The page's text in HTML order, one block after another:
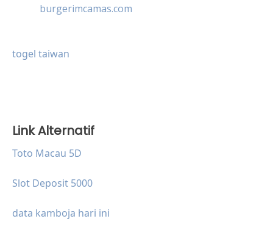
burgerimcamas.com
togel taiwan
Link Alternatif
Toto Macau 5D
Slot Deposit 5000
data kamboja hari ini